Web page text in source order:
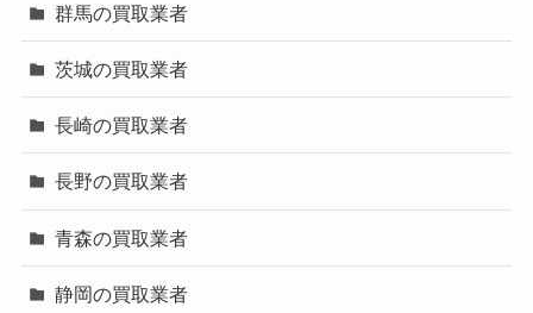
群馬の買取業者
茨城の買取業者
長崎の買取業者
長野の買取業者
青森の買取業者
静岡の買取業者